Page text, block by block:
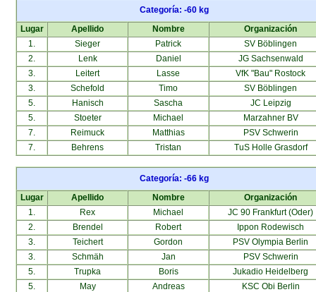
Categoría: -60 kg
Lugar
Apellido Nombre
Organización
1.
Sieger Patrick
SV Böblingen
2.
Lenk Daniel
JG Sachsenwald
3.
Leitert Lasse
VfK "Bau" Rostock
3.
Schefold Timo
SV Böblingen
5.
Hanisch Sascha
JC Leipzig
5.
Stoeter Michael
Marzahner BV
7.
Reimuck Matthias
PSV Schwerin
7.
Behrens Tristan TuS Holle Grasdorf
Categoría: -66 kg
Lugar
Apellido Nombre
Organización
1.
Rex Michael
JC 90 Frankfurt (Oder)
2.
Brendel Robert
Ippon Rodewisch
3.
Teichert Gordon
PSV Olympia Berlin
3.
Schmäh Jan
PSV Schwerin
5.
Trupka Boris
Jukadio Heidelberg
5.
May Andreas
KSC Obi Berlin